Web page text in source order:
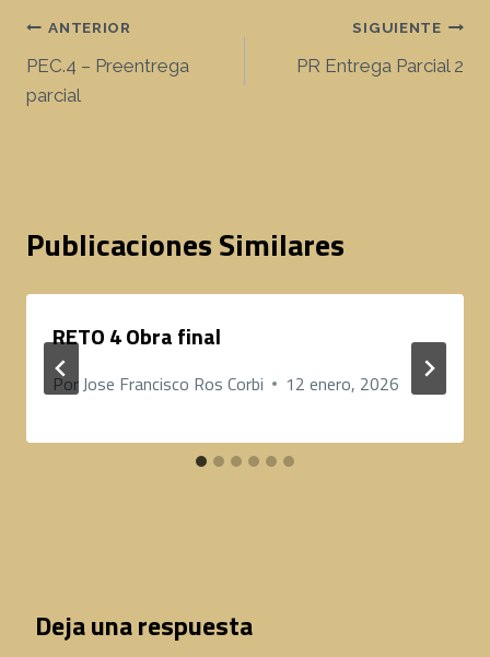
Navegación
de
ANTERIOR
PEC.4 – Preentrega
parcial
SIGUIENTE
PR Entrega Parcial 2
Publicaciones Similares
RETO 4 Obra final
Por Jose Francisco Ros Corbi 12 enero, 2026
Deja una respuesta